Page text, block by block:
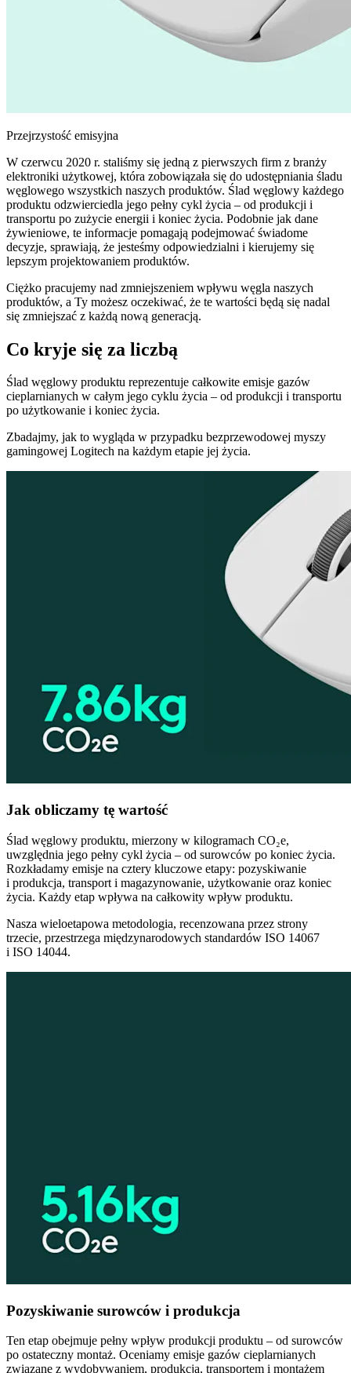
Przejrzystość emisyjna
W czerwcu 2020 r. staliśmy się jedną z pierwszych firm z branży
elektroniki użytkowej, która zobowiązała się do udostępniania śladu
węglowego wszystkich naszych produktów. Ślad węglowy każdego
produktu odzwierciedla jego pełny cykl życia – od produkcji i
transportu po zużycie energii i koniec życia. Podobnie jak dane
żywieniowe, te informacje pomagają podejmować świadome
decyzje, sprawiają, że jesteśmy odpowiedzialni i kierujemy się
lepszym projektowaniem produktów.
Ciężko pracujemy nad zmniejszeniem wpływu węgla naszych
produktów, a Ty możesz oczekiwać, że te wartości będą się nadal
się zmniejszać z każdą nową generacją.
Co kryje się za liczbą
Ślad węglowy produktu reprezentuje całkowite emisje gazów
cieplarnianych w całym jego cyklu życia – od produkcji i transportu
po użytkowanie i koniec życia.
Zbadajmy, jak to wygląda w przypadku bezprzewodowej myszy
gamingowej Logitech na każdym etapie jej życia.
Jak obliczamy tę wartość
Ślad węglowy produktu, mierzony w kilogramach CO₂e,
uwzględnia jego pełny cykl życia – od surowców po koniec życia.
Rozkładamy emisje na cztery kluczowe etapy: pozyskiwanie
i produkcja, transport i magazynowanie, użytkowanie oraz koniec
życia. Każdy etap wpływa na całkowity wpływ produktu.
Nasza wieloetapowa metodologia, recenzowana przez strony
trzecie, przestrzega międzynarodowych standardów ISO 14067
i ISO 14044.
Pozyskiwanie surowców i produkcja
Ten etap obejmuje pełny wpływ produkcji produktu – od surowców
po ostateczny montaż. Oceniamy emisje gazów cieplarnianych
związane z wydobywaniem, produkcją, transportem i montażem